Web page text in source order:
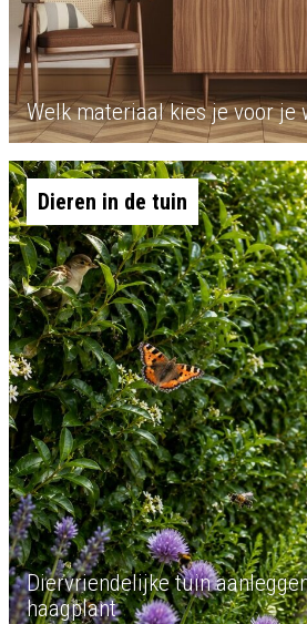
Welk materiaal kies je voor je
Dieren in de tuin
Diervriendelijke tuin
haagplant